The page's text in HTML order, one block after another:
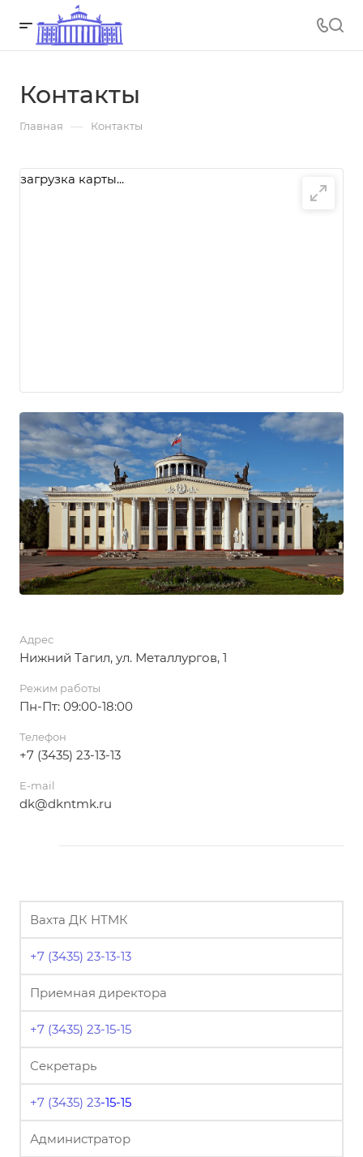
Контакты
Главная — Контакты
Адрес
Нижний Тагил, ул. Металлургов, 1
Режим работы
Пн-Пт: 09:00-18:00
Телефон
+7 (3435) 23-13-13
E-mail
dk@dkntmk.ru
Вахта ДК НТМК
+7 (3435) 23-13-13
Приемная директора
+7 (3435) 23-15-15
Секретарь
+7 (3435) 23-15-15
Администратор
загрузка карты...